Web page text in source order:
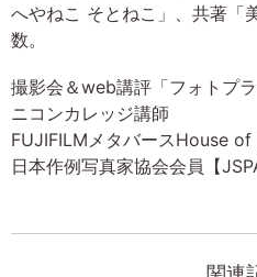
へやねこ そとねこ」、共著「
数。
撮影会＆web講評「フォトプ
ニコンカレッジ講師
FUJIFILMメタバースHouse
日本作例写真家協会会員【